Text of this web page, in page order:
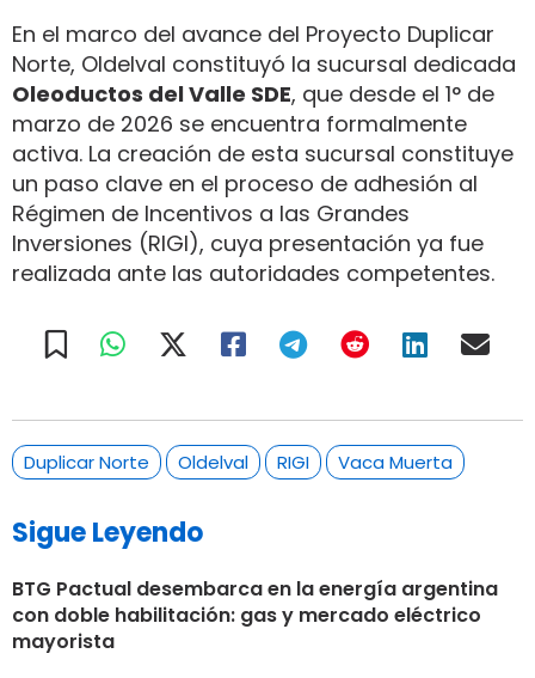
En el marco del avance del Proyecto Duplicar
Norte, Oldelval constituyó la sucursal dedicada
Oleoductos del Valle SDE, que desde el 1° de
marzo de 2026 se encuentra formalmente
activa. La creación de esta sucursal constituye
un paso clave en el proceso de adhesión al
Régimen de Incentivos a las Grandes
Inversiones (RIGI), cuya presentación ya fue
realizada ante las autoridades competentes.
Duplicar Norte Oldelval RIGI Vaca Muerta
Sigue Leyendo
BTG Pactual desembarca en la energía argentina
con doble habilitación: gas y mercado eléctrico
mayorista